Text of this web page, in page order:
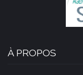
À PROPOS